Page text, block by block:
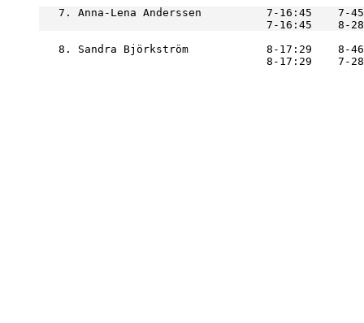
7. Anna-Lena Anderssen          7-16:45    7-
8. Sandra Björkström            8-17:29    8-